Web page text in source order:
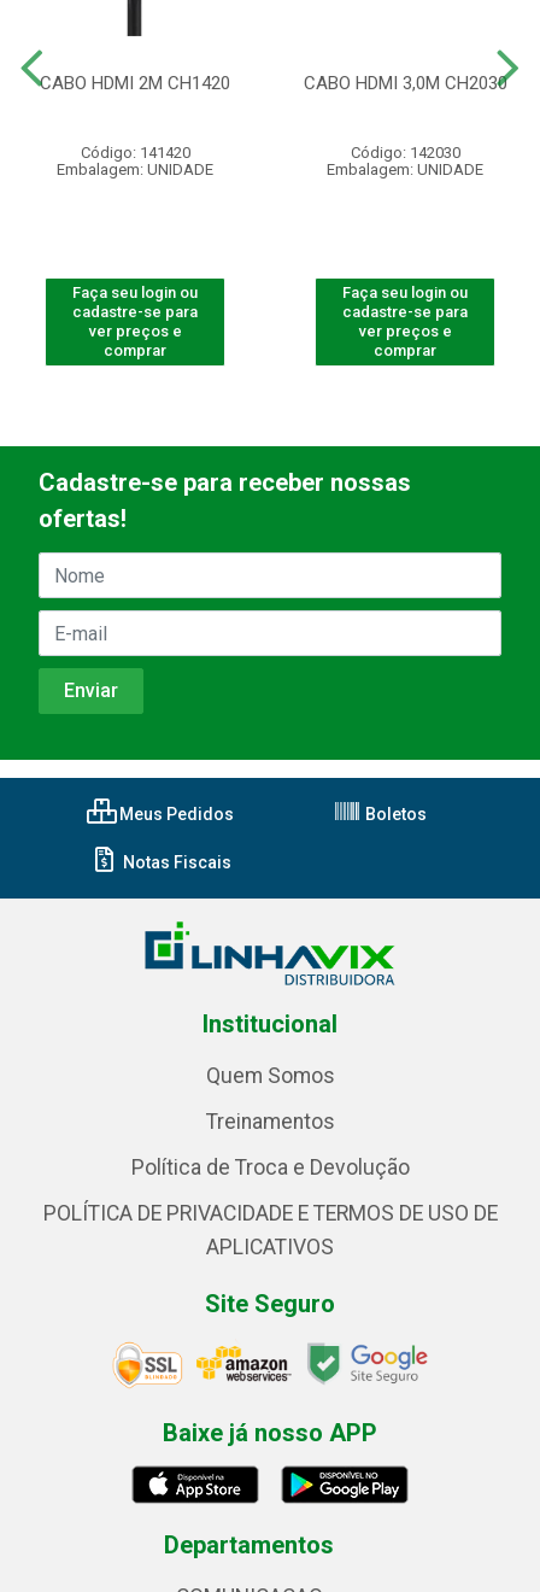
CABO HDMI 2M CH1420
Código: 141420
Embalagem: UNIDADE
Faça seu login ou
cadastre-se para
ver preços e
comprar
CABO HDMI 3,0M CH2030
Código: 142030
Embalagem: UNIDADE
Faça seu login ou
cadastre-se para
ver preços e
comprar
Cadastre-se para receber nossas
ofertas!
Meus Pedidos Boletos
Notas Fiscais
Institucional
Quem Somos
Treinamentos
Política de Troca e Devolução
POLÍTICA DE PRIVACIDADE E TERMOS DE USO DE
APLICATIVOS
Site Seguro
Baixe já nosso APP
Departamentos